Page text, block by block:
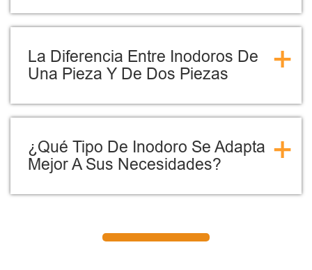
La Diferencia Entre Inodoros De
Una Pieza Y De Dos Piezas
+
¿Qué Tipo De Inodoro Se Adapta
Mejor A Sus Necesidades?
+